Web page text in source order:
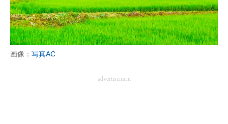
AI活用のいまが分かる
企業ITのトレンドを詳説
画像： 写真AC
advertisement